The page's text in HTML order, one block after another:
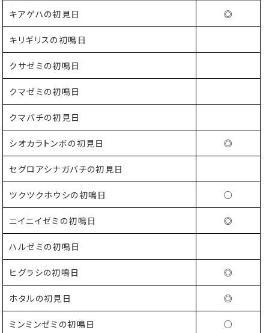
キアゲハの初見日 ◎
キリギリスの初鳴日
クサゼミの初鳴日
クマゼミの初鳴日
クマバチの初見日
シオカラトンボの初見日 ◎
セグロアシナガバチの初見日
ツクツクホウシの初鳴日 ○
ニイニイゼミの初鳴日 ◎
ハルゼミの初鳴日
ヒグラシの初鳴日 ◎
ホタルの初見日 ◎
ミンミンゼミの初鳴日 ○